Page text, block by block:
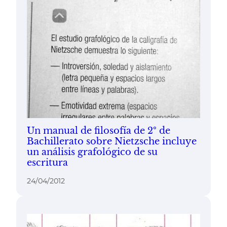
Un manual de filosofía de 2º de
Bachillerato sobre Nietzsche incluye
un análisis grafológico de su
escritura
24/04/2012